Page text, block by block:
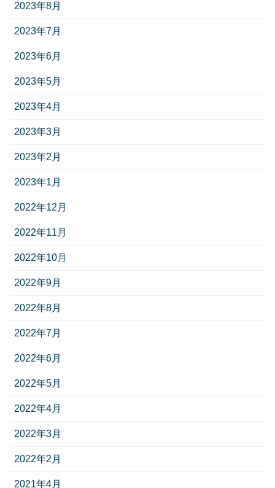
2023年8月
2023年7月
2023年6月
2023年5月
2023年4月
2023年3月
2023年2月
2023年1月
2022年12月
2022年11月
2022年10月
2022年9月
2022年8月
2022年7月
2022年6月
2022年5月
2022年4月
2022年3月
2022年2月
2021年4月